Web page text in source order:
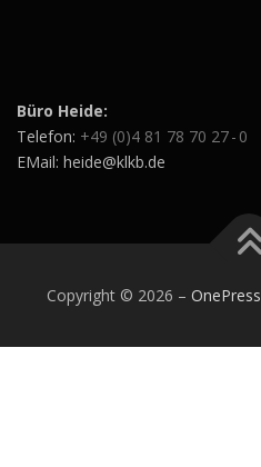
Büro Heide:
Telefon: +49 (0)4 81 78 70 27 - 0
EMail: heide@klkb.de
Copyright © 2026 – OnePress